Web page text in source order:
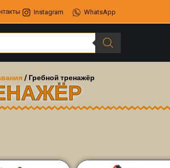
Instagram WhatsApp
/ Гребной тренажёр